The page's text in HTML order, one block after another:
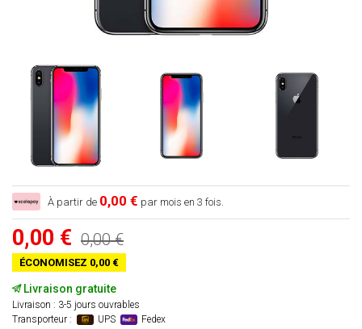
À partir de 0,00 € par mois en 3 fois.
0,00 € 0,00 €
ÉCONOMISEZ 0,00 €
Livraison gratuite
Livraison : 3-5 jours ouvrables
Transporteur :
UPS Fedex